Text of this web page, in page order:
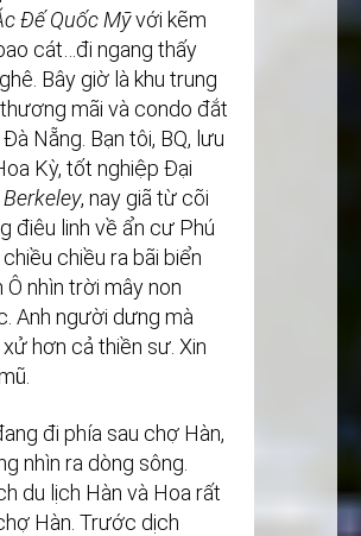
Đế Quốc Mỹvới kẽm
cát…đi ngang thấy
Bây giờ là khu trung
mãi và condo đắt
Nẵng. Bạn tôi, BQ, lưu
Kỳ, tốt nghiệp Đại
Berkeley, nay giã từ cõi
điêu linh về ẩn cư Phú
chiều ra bãi biển
Ô nhìn trời mây non
Anh người dưng mà
hơn cả thiền sư. Xin
đi phía sau chợ Hàn,
nhìn ra dòng sông.
du lịch Hàn và Hoa rất
Hàn. Trước dịch